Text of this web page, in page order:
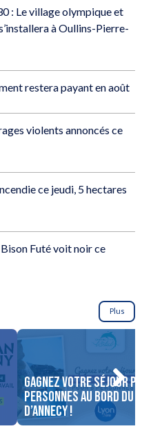
: Le village olympique et
à Oullins-Pierre-
restera payant en août
violents annoncés ce
ce jeudi, 5 hectares
Futé voit noir ce
Plus
Gagnez votre séjour
personnes au bord du
d’Annecy !